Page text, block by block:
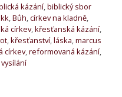
kázání,biblický sbor
,Bůh,církev na kladně,
církev,křesťanská kázání,
,křesťanství,láska,marcus
církev,reformovaná kázání,
vysílání